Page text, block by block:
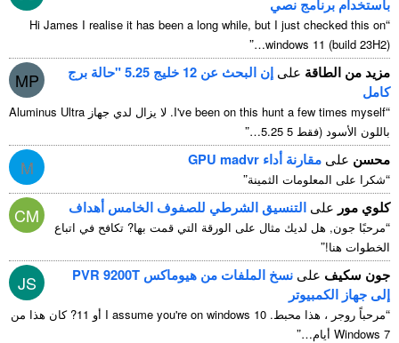
باستخدام برنامج نصي
“
Hi James I realise it has been a long while, but I just checked this on
windows 11 (build 23H2)…
”
MP مزيد من الطاقة على
إن البحث عن 12 خليج 5.25 "حالة برج
كامل
“
I've been on this hunt a few times myself
. لا يزال لدي جهاز Aluminus Ultra
باللون الأسود (فقط 5 5.25…
”
M محسن على مقارنة أداء GPU madvr
“شكرا على المعلومات الثمينة”
CM كلوي مور على التنسيق الشرطي للصفوف الخامس أهداف
“مرحبًا جون, هل لديك مثال على الورقة التي قمت بها? تكافح في اتباع
الخطوات هنا!”
JS جون سكيف على
نسخ الملفات من هيوماكس PVR 9200T
إلى جهاز الكمبيوتر
“مرحباً روجر ، هذا محبط. I assume you're on windows
10 أو 11? كان هذا من
Windows 7 أيام…
”